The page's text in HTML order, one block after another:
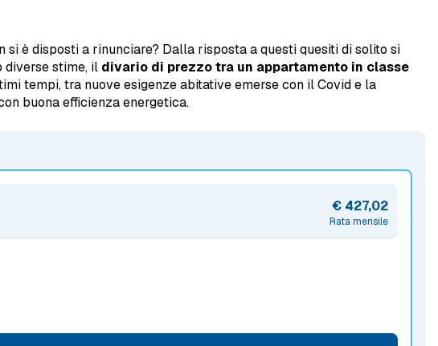
è disposti a rinunciare? Dalla risposta a questi quesiti di solito si
diverse stime, il divario di prezzo tra un appartamento in classe
tempi, tra nuove esigenze abitative emerse con il Covid e la
buona efficienza energetica.
Rata mensile
€ 427,02